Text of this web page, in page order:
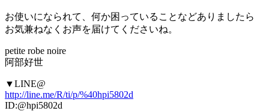
お使いになられて、何か困っていることなどありましたら
お気兼ねなくお声を届けてくださいね。
petite robe noire
阿部好世
▼LINE@
http://line.me/R/ti/p/%40hpi5802d
ID:@hpi5802d